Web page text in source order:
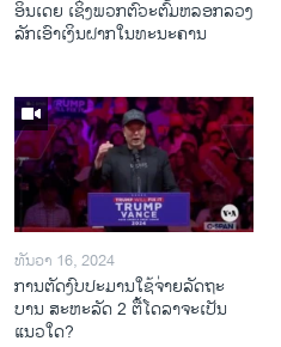
ອິນເດຍ ເຊິ່ງພວກຕົວະຕົ້ມຫລອກລວງ
ລັກເອົາເງິນຝາກໃນທະນະຄານ
ທັນວາ 16, 2024
ການ​ຕັດ​ງົບ​ປະ​ມານ​ໃຊ້​ຈ່າຍ​ລັດ​ຖະ​
ບານ ສະ​ຫະ​ລັດ 2 ຕື້​ໂດ​ລາ​ຈະ​ເປັນ​
ແນວ​ໃດ?